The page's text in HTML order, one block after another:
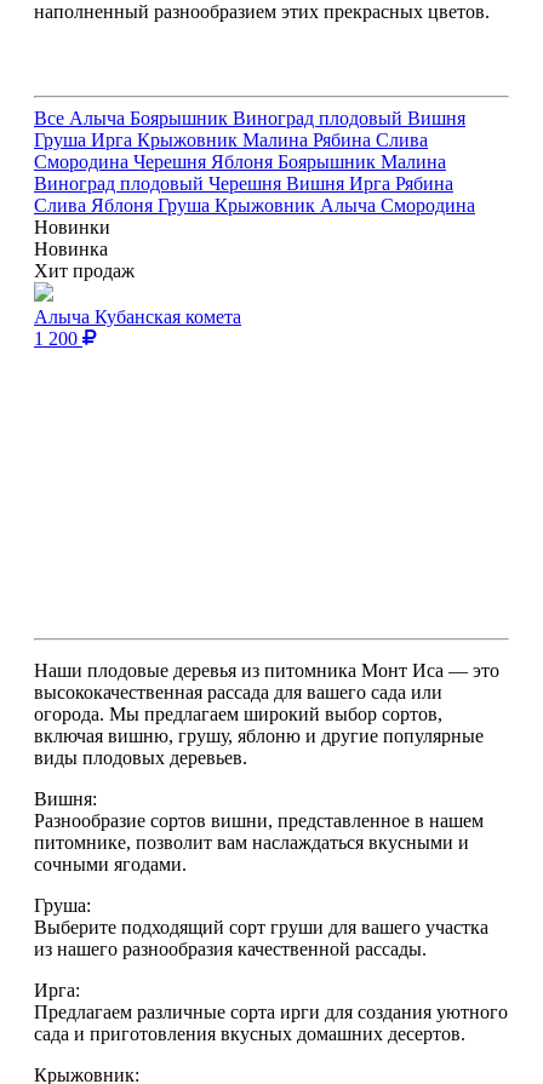
наполненный разнообразием этих прекрасных цветов.
Все Алыча Боярышник Виноград плодовый Вишня
Груша Ирга Крыжовник Малина Рябина Слива
Смородина Черешня Яблоня Боярышник Малина
Виноград плодовый Черешня Вишня Ирга Рябина
Слива Яблоня Груша Крыжовник Алыча Смородина
Новинки
Новинка
Хит продаж
Алыча Кубанская комета
1 200
Наши плодовые деревья из питомника Монт Иса — это
высококачественная рассада для вашего сада или
огорода. Мы предлагаем широкий выбор сортов,
включая вишню, грушу, яблоню и другие популярные
виды плодовых деревьев.
Вишня:
Разнообразие сортов вишни, представленное в нашем
питомнике, позволит вам наслаждаться вкусными и
сочными ягодами.
Груша:
Выберите подходящий сорт груши для вашего участка
из нашего разнообразия качественной рассады.
Ирга:
Предлагаем различные сорта ирги для создания уютного
сада и приготовления вкусных домашних десертов.
Крыжовник: